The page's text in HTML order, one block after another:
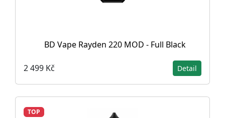
BD Vape Rayden 220 MOD - Full Black
2 499 Kč Detail
TOP